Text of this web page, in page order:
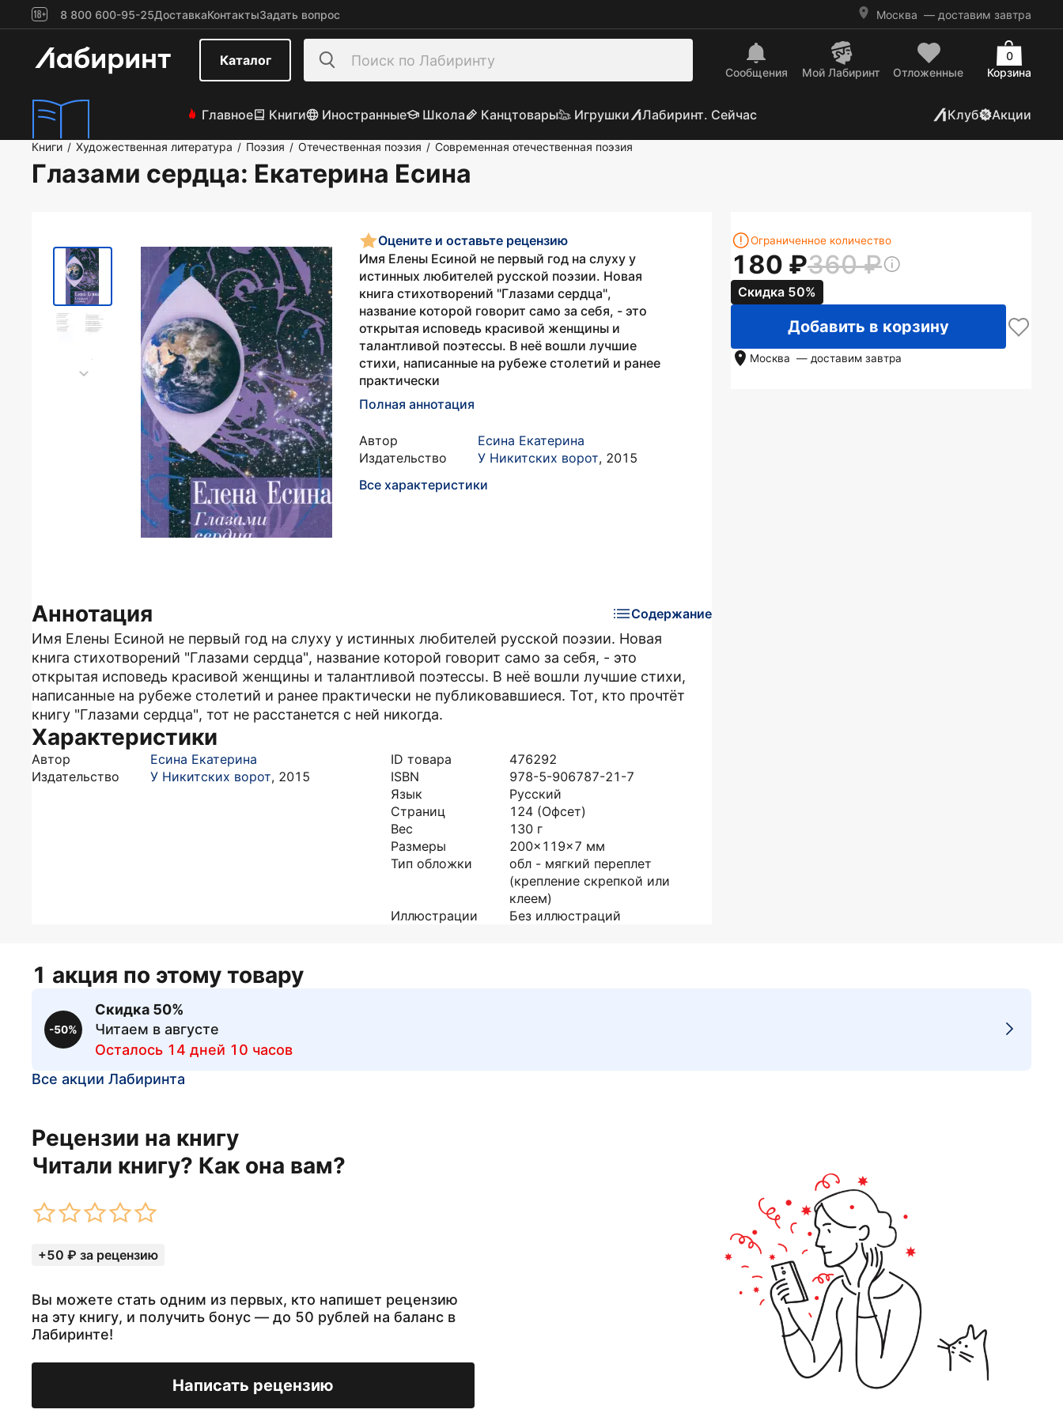
8 800 600-95-25ДоставкаКонтактыЗадать вопрос Москва — доставим завтра
Каталог
Сообщения Mой Лабиринт Отложенные Корзина
0
Главное Книги Иностранные Школа Канцтовары Игрушки Лабиринт. Сейчас Клуб Акции
Книги / Художественная литература / Поэзия / Отечественная поэзия / Современная отечественная поэзия
Глазами сердца: Екатерина Есина
Оцените и оставьте рецензию
Имя Елены Есиной не первый год на слуху у
истинных любителей русской поэзии. Новая
книга стихотворений "Глазами сердца",
название которой говорит само за себя, - это
открытая исповедь красивой женщины и
талантливой поэтессы. В неё вошли лучшие
стихи, написанные на рубеже столетий и ранее
практически
Полная аннотация
Автор
Есина Екатерина
Издательство
У Никитских ворот, 2015
Все характеристики
Аннотация Содержание
Имя Елены Есиной не первый год на слуху у истинных любителей русской поэзии. Новая
книга стихотворений "Глазами сердца", название которой говорит само за себя, - это
открытая исповедь красивой женщины и талантливой поэтессы. В неё вошли лучшие стихи,
написанные на рубеже столетий и ранее практически не публиковавшиеся. Тот, кто прочтёт
книгу "Глазами сердца", тот не расстанется с ней никогда.
Характеристики
Автор
Есина Екатерина
Издательство
У Никитских ворот, 2015
ID товара
476292
ISBN
978-5-906787-21-7
Язык
Русский
Страниц
124 (Офсет)
Вес
130 г
Размеры
200x119x7 мм
Тип обложки
обл - мягкий переплет
(крепление скрепкой или
клеем)
Иллюстрации
Без иллюстраций
Ограниченное количество
180 360
Скидка 50%
Добавить в корзину
Москва — доставим завтра
1 акция по этому товару
-50%
Скидка 50%
Читаем в августе
Осталось 14 дней 10 часов
Все акции Лабиринта
Рецензии на книгу
Читали книгу? Как она вам?
+50 ₽ за рецензию
Вы можете стать одним из первых, кто напишет рецензию
на эту книгу, и получить бонус — до 50 рублей на баланс в
Лабиринте!
Написать рецензию